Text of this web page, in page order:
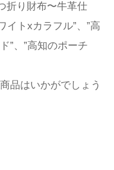
折り財布〜牛革仕
トxカラフル”、”高
”、”高知のポーチ
品はいかがでしょう